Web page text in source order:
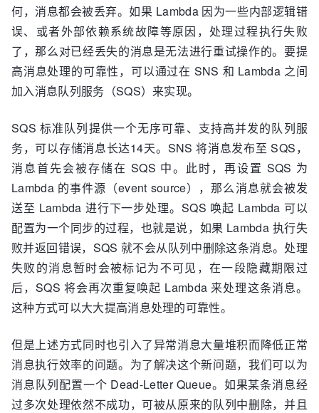
何，消息都会被丢弃。如果 Lambda 因为一些内部逻辑错
误、或者外部依赖系统故障等原因，处理过程执行失败
了，那么对已经丢失的消息是无法进行重试操作的。要提
高消息处理的可靠性，可以通过在 SNS 和 Lambda 之间
加入消息队列服务（SQS）来实现。
SQS 标准队列提供一个无序可靠、支持高并发的队列服
务，可以存储消息长达14天。SNS 将消息发布至 SQS，
消息首先会被存储在 SQS 中。此时，再设置 SQS 为
Lambda 的事件源（event source），那么消息就会被发
送至 Lambda 进行下一步处理。SQS 唤起 Lambda 可以
配置为一个同步的过程，也就是说，如果 Lambda 执行失
败并返回错误，SQS 就不会从队列中删除这条消息。处理
失败的消息暂时会被标记为不可见，在一段隐藏期限过
后，SQS 将会再次重复唤起 Lambda 来处理这条消息。
这种方式可以大大提高消息处理的可靠性。
但是上述方式同时也引入了异常消息大量堆积而降低正常
消息执行效率的问题。为了解决这个新问题，我们可以为
消息队列配置一个 Dead-Letter Queue。如果某条消息经
过多次处理依然不成功，可被从原来的队列中删除，并且